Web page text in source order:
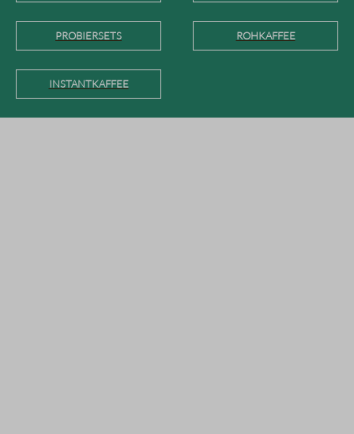
PROBIERSETS ROHKAFFEE
INSTANTKAFFEE